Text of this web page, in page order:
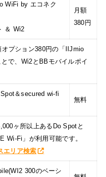
WiFi by エコネク
＆ Wi2
月額
380円
オプション380円の「IIJmio
で、Wi2とBBモバイルポイ
＆secured wi-fi
無料
ヶ所以上あるDo Spotと
Wi-Fi」が利用可能です。
エリア検索
300のベーシ